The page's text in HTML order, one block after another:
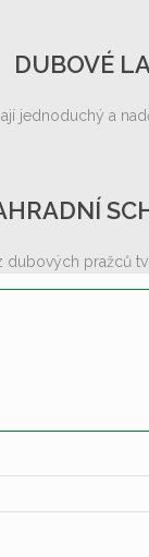
DUBOVÉ
jednoduchý a
dubových pražců